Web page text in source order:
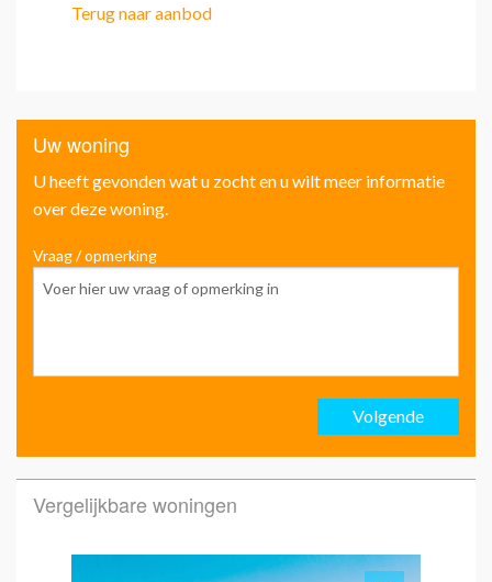
Terug naar aanbod
Uw woning
U heeft gevonden wat u zocht en u wilt meer informatie
over deze woning.
Vraag / opmerking
Volgende
Vergelijkbare woningen